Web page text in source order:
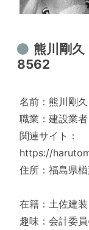
熊川剛
8562
名前：熊川剛
職業：建設業者
関連サイト：
https://
住所：福島県
在籍：土佐建装
趣味：会計委